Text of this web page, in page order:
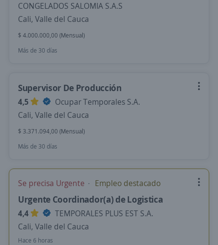
CONGELADOS SALOMIA S.A.S
Cali, Valle del Cauca
$ 4.000.000,00 (Mensual)
Más de 30 días
Supervisor De Producción
4,5
Ocupar Temporales S.A.
Cali, Valle del Cauca
$ 3.371.094,00 (Mensual)
Más de 30 días
Se precisa Urgente Empleo destacado
Urgente Coordinador(a) de Logistica
4,4
TEMPORALES PLUS EST S.A.
Cali, Valle del Cauca
Hace 6 horas